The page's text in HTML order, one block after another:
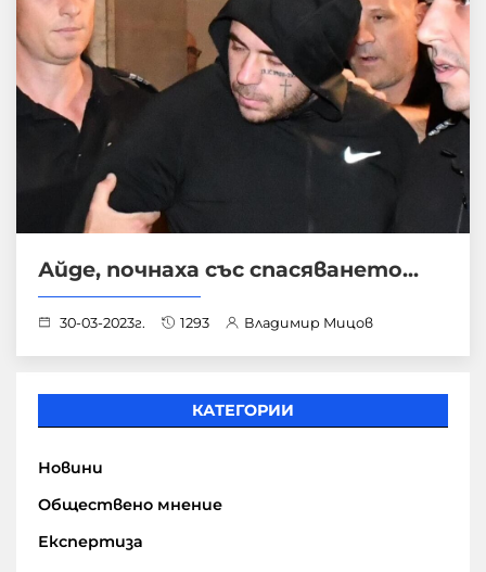
Айде, почнаха със спасяването...
30-03-2023г. 1293 Владимир Мицов
КАТЕГОРИИ
Новини
Обществено мнение
Експертиза